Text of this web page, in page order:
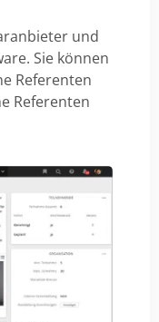
und
Sie können
Referenten
Referenten